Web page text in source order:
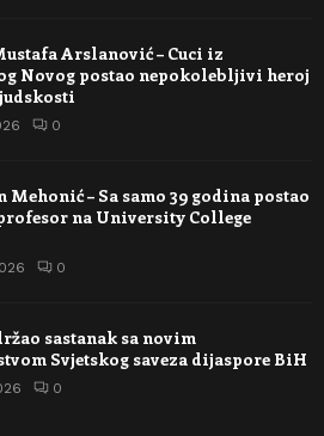
Arslanović – Cuci iz
Novog postao nepokolebljivi heroj
0
Mehonić – Sa samo 39 godina postao
na University College
0
sastanak sa novim
Svjetskog saveza dijaspore BiH
0